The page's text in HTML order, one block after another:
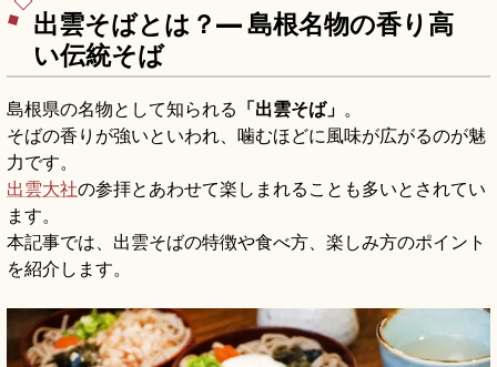
出雲そばとは？— 島根名物の香り高
い伝統そば
島根県の名物として知られる 「出雲そば」 。
そばの香りが強いといわれ、噛むほどに風味が広がるのが魅
力です。
出雲大社の参拝とあわせて楽しまれることも多いとされてい
ます。
本記事では、出雲そばの特徴や食べ方、楽しみ方のポイント
を紹介します。